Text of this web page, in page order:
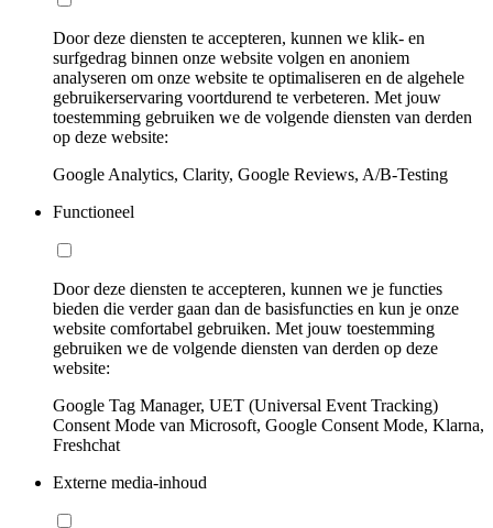
Door deze diensten te accepteren, kunnen we klik- en
surfgedrag binnen onze website volgen en anoniem
analyseren om onze website te optimaliseren en de algehele
gebruikerservaring voortdurend te verbeteren. Met jouw
toestemming gebruiken we de volgende diensten van derden
op deze website:
Google Analytics, Clarity, Google Reviews, A/B-Testing
Functioneel
Door deze diensten te accepteren, kunnen we je functies
bieden die verder gaan dan de basisfuncties en kun je onze
website comfortabel gebruiken. Met jouw toestemming
gebruiken we de volgende diensten van derden op deze
website:
Google Tag Manager, UET (Universal Event Tracking)
Consent Mode van Microsoft, Google Consent Mode, Klarna,
Freshchat
Externe media-inhoud